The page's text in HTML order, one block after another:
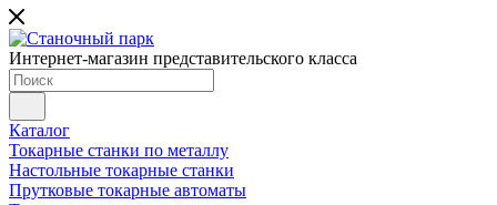
Интернет-магазин представительского класса
Каталог
Токарные станки по металлу
Настольные токарные станки
Прутковые токарные автоматы